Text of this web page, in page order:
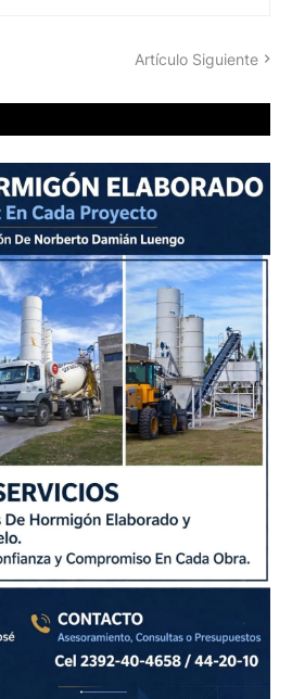
Artículo Siguiente